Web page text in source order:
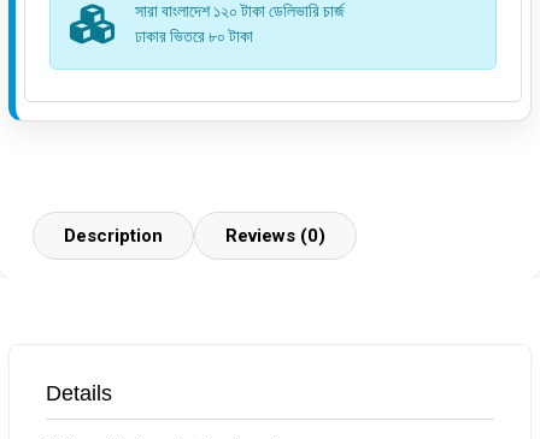
সারা বাংলাদেশ ১২০ টাকা ডেলিভারি চার্জ
ঢাকার ভিতরে ৮০ টাকা
Description Reviews (0)
Details